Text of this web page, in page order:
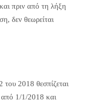
πριν από τη λήξη
δεν θεωρείται
2018 θεσπίζεται
από 1/1/2018 και